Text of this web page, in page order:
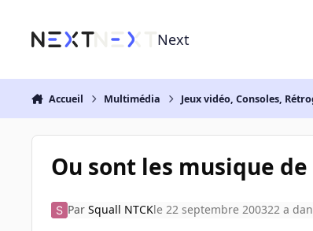
Next
Accueil Multimédia Jeux vidéo, Consoles,
Ou sont les musique
Par Squall NTCKle 22 septembre 200322 a